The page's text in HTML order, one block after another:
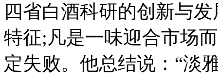
四省白酒科研的创新与
特征;凡是一味迎合市场
定失败。他总结说：“淡